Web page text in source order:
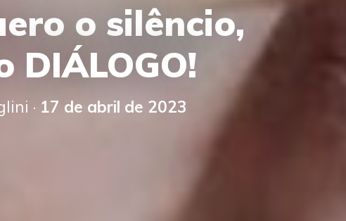
o silêncio,
DIÁLOGO!
· 17 de abril de 2023